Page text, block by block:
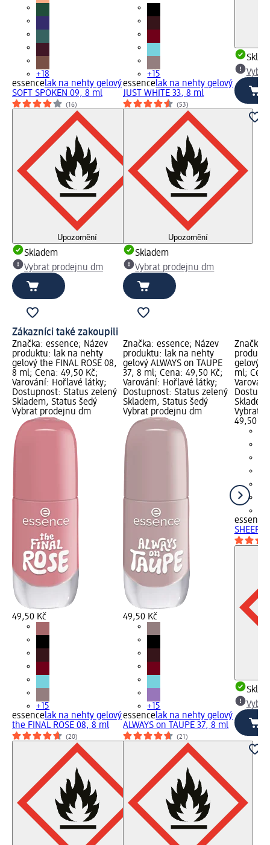
+18
essencelak na nehty gelový
SOFT SPOKEN 09, 8 ml
(16)
Upozornění
Skladem
Vybrat prodejnu dm
+15
essencelak na nehty gelový
JUST WHITE 33, 8 ml
(53)
Upozornění
Skladem
Vybrat prodejnu dm
Zákazníci také zakoupili
Značka: essence; Název
produktu: lak na nehty
gelový the FINAL ROSE 08,
8 ml; Cena: 49,50 Kč;
Varování: Hořlavé látky;
Dostupnost: Status zelený
Skladem, Status šedý
Vybrat prodejnu dm
49,50 Kč
+15
essencelak na nehty gelový
the FINAL ROSE 08, 8 ml
(20)
Značka: essence; Název
produktu: lak na nehty
gelový ALWAYS on TAUPE
37, 8 ml; Cena: 49,50 Kč;
Varování: Hořlavé látky;
Dostupnost: Status zelený
Skladem, Status šedý
Vybrat prodejnu dm
49,50 Kč
+15
essencelak na nehty gelový
ALWAYS on TAUPE 37, 8 ml
(21)
Značka:
gelový
ml;
Vybrat
49,50 Kč
essence
SHEER